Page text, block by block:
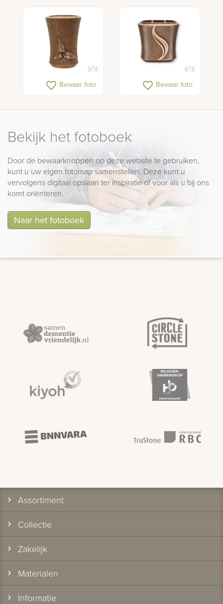
favorite_border Bewaar foto favorite_border Bewaar foto
Bekijk het fotoboek
Door de bewaarknoppen op deze website te gebruiken,
kunt u uw eigen fotomap samenstellen. Deze kunt u
vervolgens digitaal opslaan ter inspiratie of voor als u bij ons
komt oriënteren.
Naar het fotoboek
Assortiment
Collectie
Zakelijk
Materialen
Informatie